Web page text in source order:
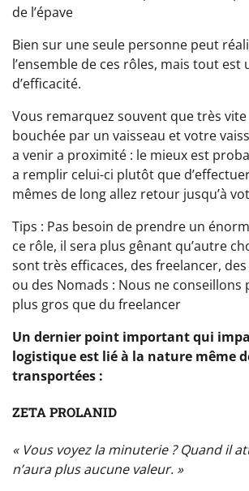
de l’épave
Bien sur une seule personne peut
l’ensemble de ces rôles, mais tout est
d’efficacité.
Vous remarquez souvent que très vite
bouchée par un vaisseau et votre
a venir a proximité : le mieux est
a remplir celui-ci plutôt que
mêmes de long allez retour jusqu’à
Tips : Pas besoin de prendre un
ce rôle, il sera plus gênant qu’autre
sont très efficaces, des freelancer,
ou des Nomads : Nous ne conseillons
plus gros que du freelancer
Un dernier point important qui
logistique est liéà la nature même
transportées :
ZETA PROLANID
« Vous voyez la minuterie ? Quand il
n’aura plus aucune valeur. »